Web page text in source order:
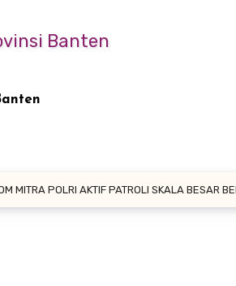
MITRA POLRI AKTIF PATROLI SKALA BESAR